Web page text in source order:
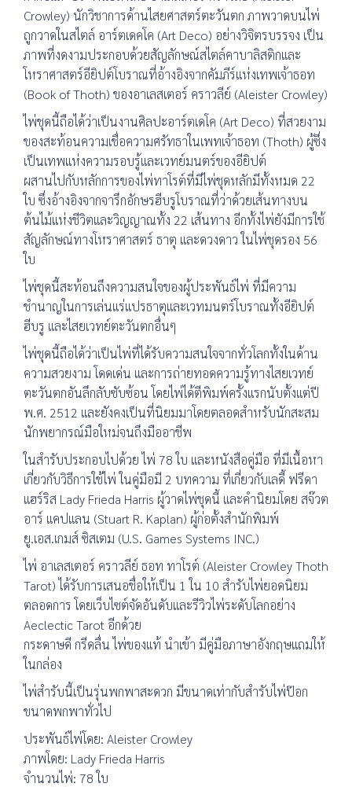
Crowley) นักวิชาการด้านไสยศาสตร์ตะวันตก ภาพวาดบนไพ่
ถูกวาดในสไตล์ อาร์ตเดคโค (Art Deco) อย่างวิจิตรบรรจง เป็น
ภาพที่งดงามประกอบด้วยสัญลักษณ์สไตล์คาบาลิสติกและ
โหราศาสตร์อียิปต์โบราณที่อ้างอิงจากคัมภีร์แห่งเทพเจ้าธอท
(Book of Thoth) ของอาเลสเตอร์ คราวลีย์ (Aleister Crowley)
ไพ่ชุดนี้ถือได้ว่าเป็นงานศิลปะอาร์ตเดโค (Art Deco) ที่สวยงาม
ของสะท้อนความเชื่อความศรัทธาในเพทเจ้าธอท (Thoth) ผู้ซึ่ง
เป็นเทพแห่งความรอบรู้และเวทย์มนตร์ของอียิปต์
ผสานไปกับหลักการของไพ่ทาโรต์ที่มีไพ่ชุดหลักมีทั้งหมด 22
ใบ ซึ่งอ้างอิงจากจารึกอักษรฮีบรูโบราณที่ว่าด้วยเส้นทางบน
ต้นไม้แห่งชีวิตและวิญญาณทั้ง 22 เส้นทาง อีกทั้งไพ่ยังมีการใช้
สัญลักษณ์ทางโหราศาสตร์ ธาตุ และดวงดาว ในไพ่ชุดรอง 56
ใบ
ไพ่ชุดนี้สะท้อนถึงความสนใจของผู้ประพันธ์ไพ่ ที่มีความ
ชำนาญในการเล่นแร่แปรธาตุและเวทมนตร์โบราณทั้งอียิปต์
ฮีบรู และไสยเวทย์ตะวันตกอื่นๆ
ไพ่ชุดนี้ถือได้ว่าเป็นไพ่ที่ได้รับความสนใจจากทั่วโลกทั้งในด้าน
ความสวยงาม โดดเด่น และการถ่ายทอดความรู้ทางไสยเวทย์
ตะวันตกอันลึกลับซับซ้อน โดยไพ่ได้ตีพิมพ์ครั้งแรกนับตั้งแต่ปี
พ.ศ. 2512 และยังคงเป็นที่นิยมมาโดยตลอดสำหรับนักสะสม
นักพยากรณ์มือใหม่จนถึงมืออาชีพ
ในสำรับประกอบไปด้วย ไพ่ 78 ใบ และหนังสือคู่มือ ที่มีเนื้อหา
เกี่ยวกับวิธีการใช้ไพ่ ในคู่มือมี 2 บทความ ที่เกี่ยวกับเลดี้ ฟรีดา
แฮร์ริส Lady Frieda Harris ผู้วาดไพ่ชุดนี้ และคำนิยมโดย สจ๊วต
อาร์ แคปแลน (Stuart R. Kaplan) ผู้ก่อตั้งสำนักพิมพ์
ยู.เอส.เกมส์ ซิสเตม (U.S. Games Systems INC.)
ไพ่ อาเลสเตอร์ คราวลีย์ ธอท ทาโรต์ (Aleister Crowley Thoth
Tarot) ได้รับการเสนอชื่อให้เป็น 1 ใน 10 สำรับไพ่ยอดนิยม
ตลอดการ โดยเว็บไซต์จัดอันดับและรีวิวไพ่ระดับโลกอย่าง
Aeclectic Tarot อีกด้วย
กระดาษดี กรีดลื่น ไพ่ของแท้ นำเข้า มีคู่มือภาษาอังกฤษแถมให้
ในกล่อง
ไพ่สำรับนี้เป็นรุ่นพกพาสะดวก มีขนาดเท่ากับสำรับไพ่ป๊อก
ขนาดพกพาทั่วไป
ประพันธ์ไพ่โดย: Aleister Crowley
ภาพโดย: Lady Frieda Harris
จำนวนไพ่: 78 ใบ